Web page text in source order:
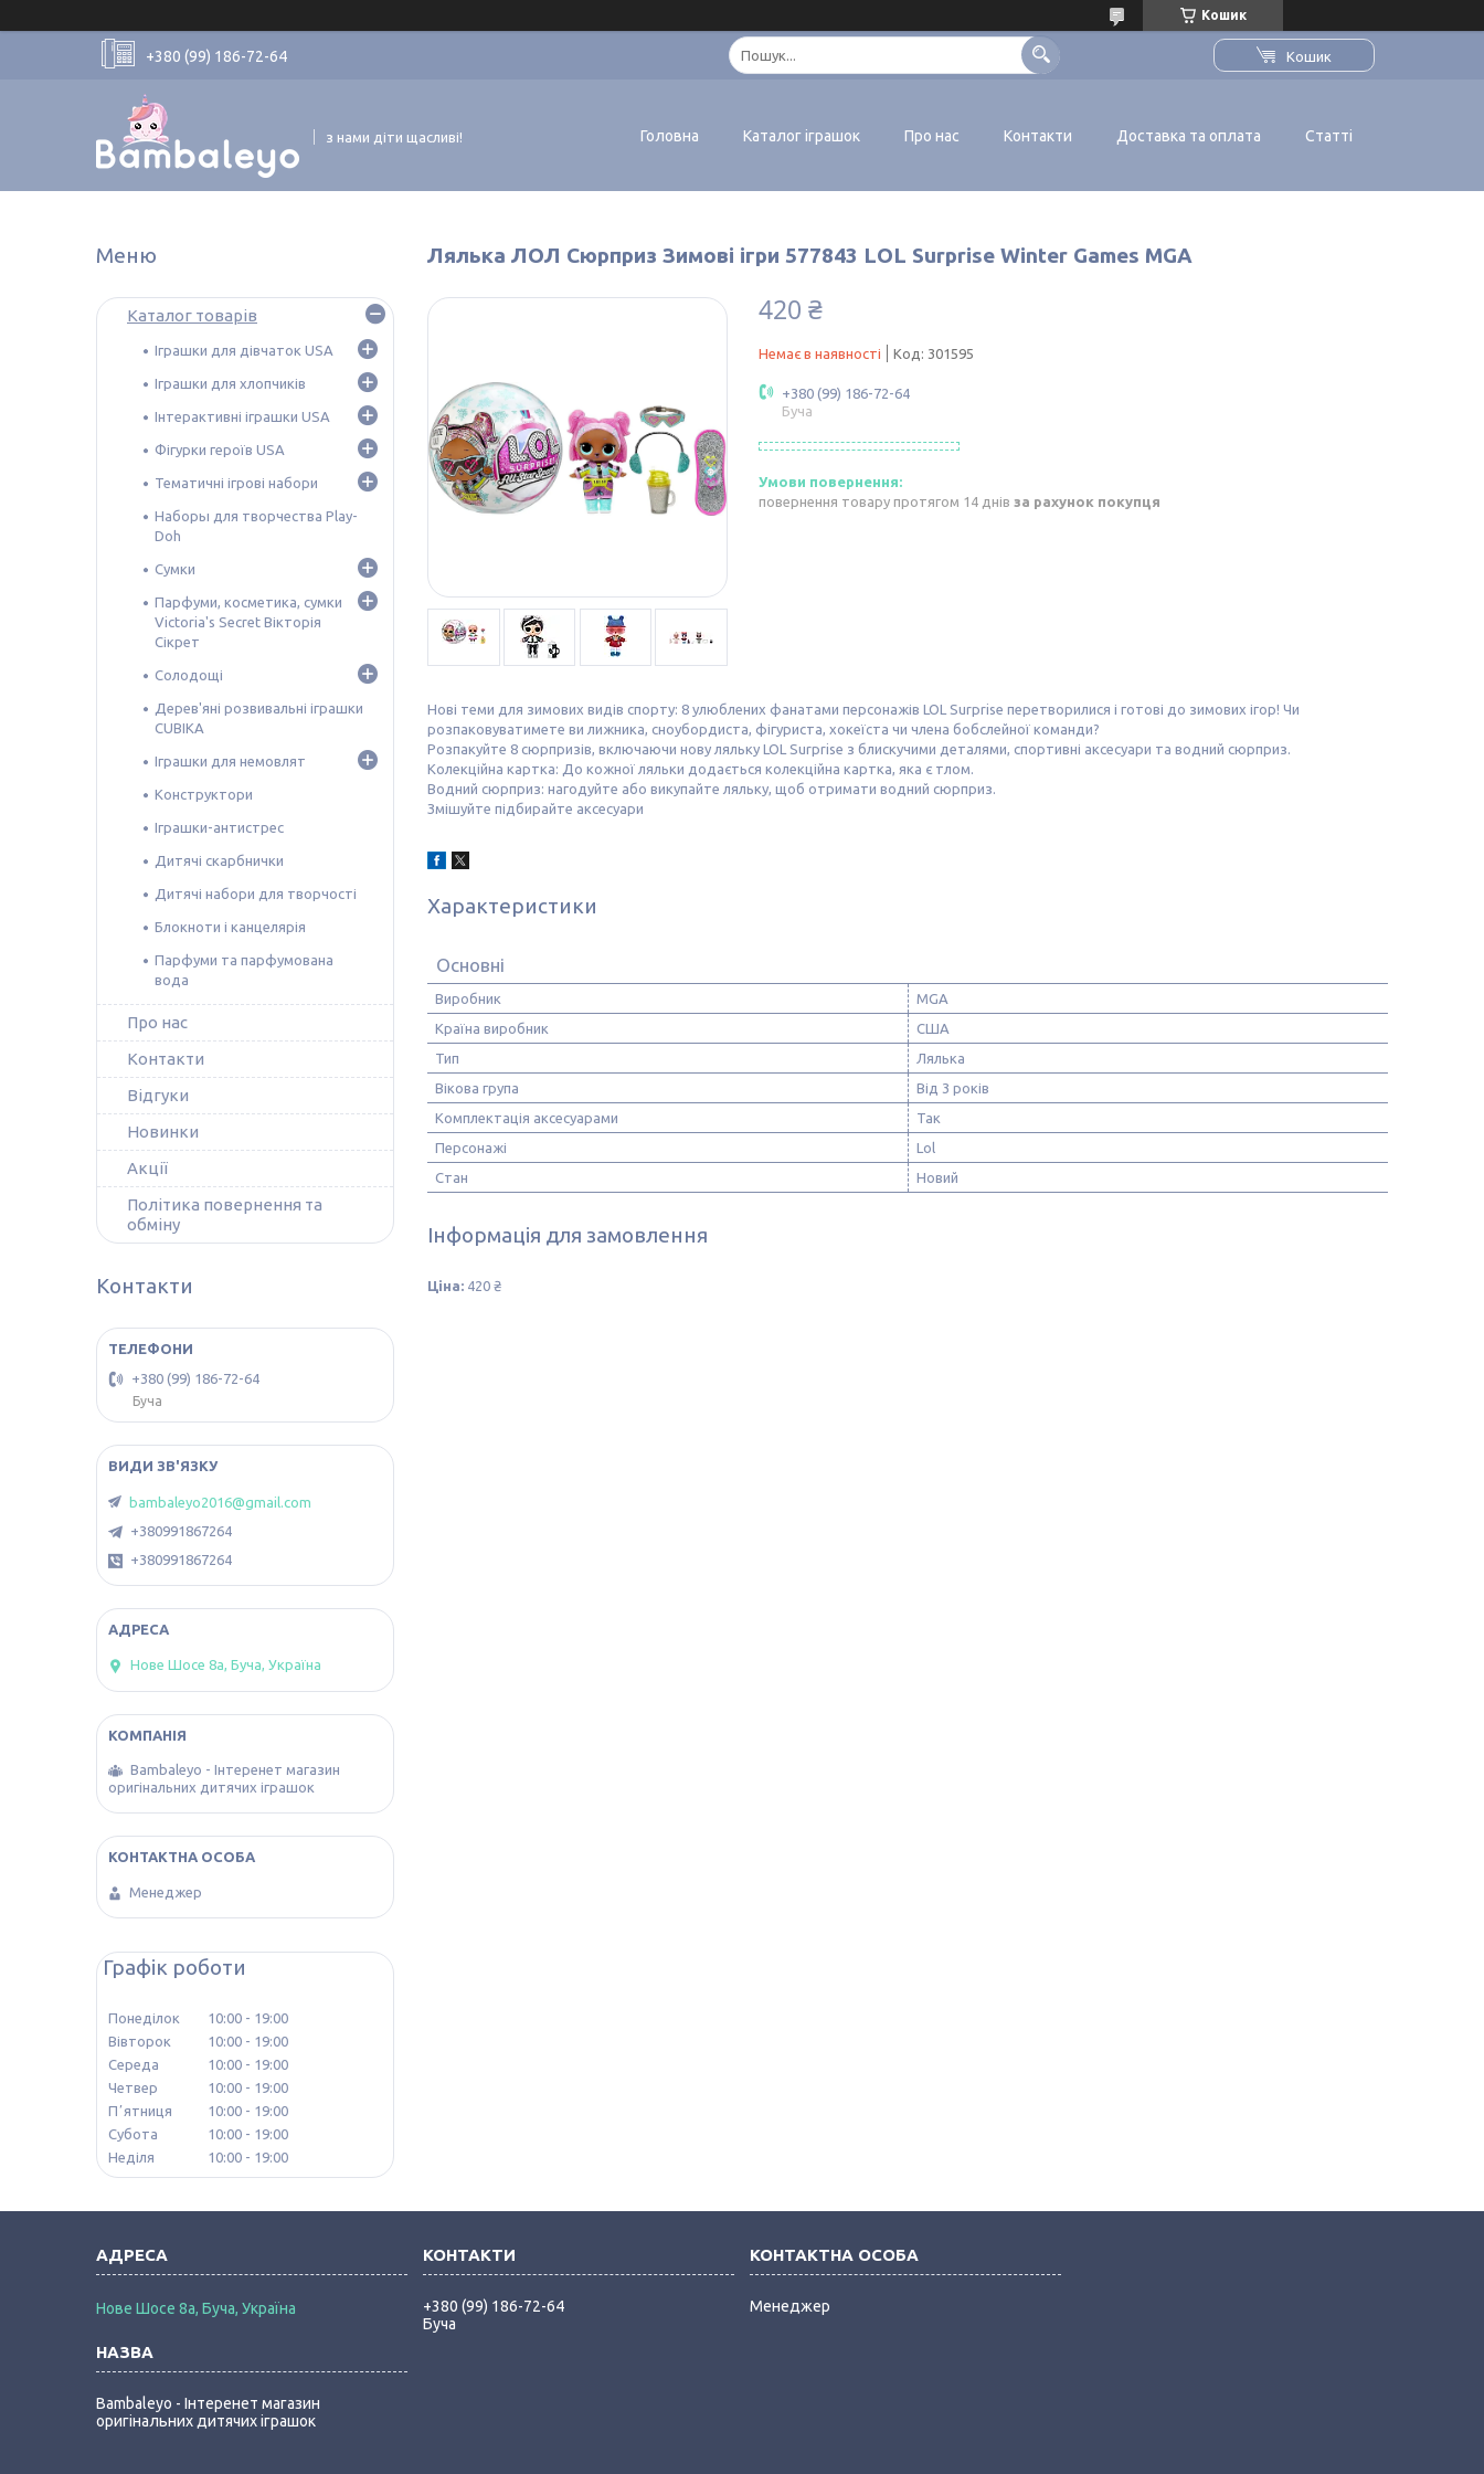
Кошик
+380 (99) 186-72-64 Кошик
з нами діти щасливі! Головна Каталог іграшок Про нас Контакти Доставка та оплата Статті
Лялька ЛОЛ Сюрприз Зимові ігри 577843 LOL Surprise Winter Games MGA
420 ₴
Немає в наявності Код: 301595
+380 (99) 186-72-64
Буча
повернення товару протягом 14 днів за рахунок покупця
Нові теми для зимових видів спорту: 8 улюблених фанатами персонажів LOL Surprise перетворилися і готові до зимових ігор! Чи
розпаковуватимете ви лижника, сноубордиста, фігуриста, хокеїста чи члена бобслейної команди?
Розпакуйте 8 сюрпризів, включаючи нову ляльку LOL Surprise з блискучими деталями, спортивні аксесуари та водний сюрприз.
Колекційна картка: До кожної ляльки додається колекційна картка, яка є тлом.
Водний сюрприз: нагодуйте або викупайте ляльку, щоб отримати водний сюрприз.
Змішуйте підбирайте аксесуари
Характеристики
Основні
Виробник
MGA
Країна виробник
США
Тип
Лялька
Вікова група
Від 3 років
Комплектація аксесуарами
Так
Персонажі
Lol
Стан
Новий
Інформація для замовлення
Ціна: 420 ₴
Каталог товарів
Іграшки для дівчаток USA
Іграшки для хлопчиків
Інтерактивні іграшки USA
Фігурки героїв USA
Тематичні ігрові набори
Наборы для творчества Play-
Doh
Сумки
Парфуми, косметика, сумки
Victoria's Secret Вікторія
Сікрет
Солодощі
Дерев'яні розвивальні іграшки
CUBIKA
Іграшки для немовлят
Конструктори
Іграшки-антистрес
Дитячі скарбнички
Дитячі набори для творчості
Блокноти і канцелярія
Парфуми та парфумована
вода
Про нас
Контакти
Відгуки
Новинки
Акції
Політика повернення та
обміну
Контакти
+380 (99) 186-72-64
Буча
bambaleyo2016@gmail.com
+380991867264
+380991867264
Нове Шосе 8а, Буча, Україна
Bambaleyo - Інтеренет магазин
оригінальних дитячих іграшок
Менеджер
Графік роботи
Понеділок 10:00
19:00
Вівторок
10:00
19:00
Середа
10:00
19:00
Четвер
10:00
19:00
Пʼятниця
10:00
19:00
Субота
10:00
19:00
Неділя
10:00 19:00
Нове Шосе 8а, Буча, Україна
Bambaleyo - Інтеренет магазин
оригінальних дитячих іграшок
+380 (99) 186-72-64
Буча
Менеджер